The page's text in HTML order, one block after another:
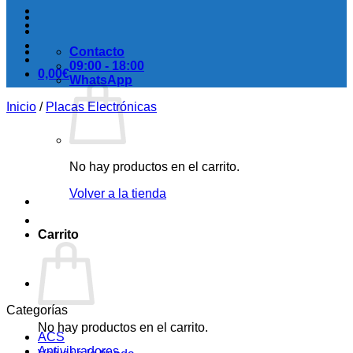
0,00€
No hay productos en el carrito.
Volver a la tienda
Carrito
No hay productos en el carrito.
Contacto
09:00 - 18:00
WhatsApp
Inicio / Placas Electrónicas
Categorías
ACS